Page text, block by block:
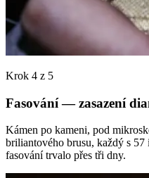
Krok 4 z 5
Fasování — zasazení
Kámen po kameni, pod
briliantového brusu, každý s
fasování trvalo přes tři dny.